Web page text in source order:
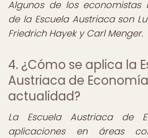
Algunos de los economistas
de la Escuela Austriaca son
Friedrich Hayek y Carl Menger.
4. ¿Cómo se aplica la
Austriaca de
actualidad?
La Escuela Austriaca de
aplicaciones en áreas